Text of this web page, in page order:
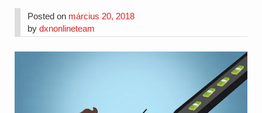
Posted on március 20, 2018
bydxnonlineteam